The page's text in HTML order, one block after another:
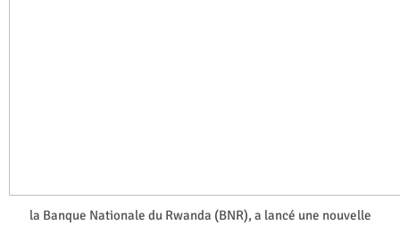
la Banque Nationale du Rwanda (BNR), a lancé une nouvelle